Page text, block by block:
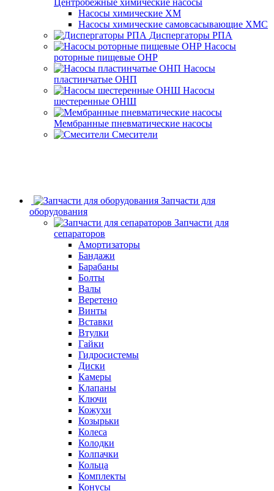
Центробежные химические насосы
Насосы химические ХМ
Насосы химические самовсасывающие ХМС
Диспергаторы РПА
Насосы
роторные пищевые ОНР
Насосы
пластинчатые ОНП
Насосы
шестеренные ОНШ
Мембранные пневматические насосы
Смесители
Запчасти для
оборудования
Запчасти для
сепараторов
Амортизаторы
Бандажи
Барабаны
Болты
Валы
Веретено
Винты
Вставки
Втулки
Гайки
Гидросистемы
Диски
Камеры
Клапаны
Ключи
Кожухи
Козырьки
Колеса
Колодки
Колпачки
Кольца
Комплекты
Конусы